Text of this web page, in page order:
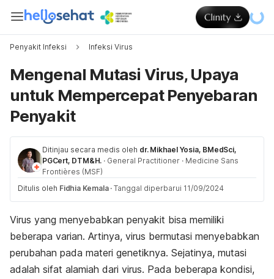
Penyakit Infeksi Infeksi Virus
Mengenal Mutasi Virus, Upaya
untuk Mempercepat Penyebaran
Penyakit
Ditinjau secara medis oleh dr. Mikhael Yosia, BMedSci,
PGCert, DTM&H. · General Practitioner · Medicine Sans
Frontières (MSF)
Ditulis oleh Fidhia Kemala · Tanggal diperbarui 11/09/2024
Virus yang menyebabkan penyakit bisa memiliki
beberapa varian. Artinya, virus bermutasi menyebabkan
perubahan pada materi genetiknya. Sejatinya, mutasi
adalah sifat alamiah dari virus. Pada beberapa kondisi,